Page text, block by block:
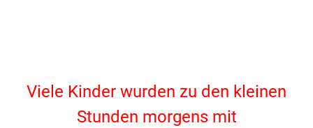
Viele Kinder wurden zu den kleinen
Stunden morgens mit